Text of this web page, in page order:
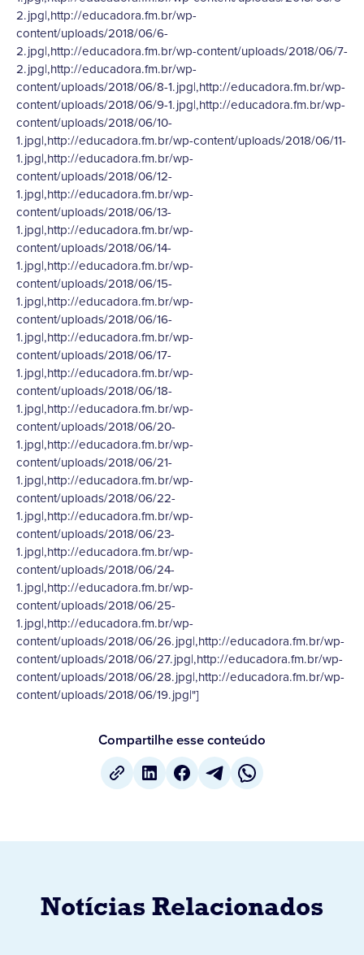
2.jpg|,http://educadora.fm.br/wp-
content/uploads/2018/06/6-
2.jpg|,http://educadora.fm.br/wp-content/uploads/2018/06/7-
2.jpg|,http://educadora.fm.br/wp-
content/uploads/2018/06/8-1.jpg|,http://educadora.fm.br/wp-
content/uploads/2018/06/9-1.jpg|,http://educadora.fm.br/wp-
content/uploads/2018/06/10-
1.jpg|,http://educadora.fm.br/wp-content/uploads/2018/06/11-
1.jpg|,http://educadora.fm.br/wp-
content/uploads/2018/06/12-
1.jpg|,http://educadora.fm.br/wp-
content/uploads/2018/06/13-
1.jpg|,http://educadora.fm.br/wp-
content/uploads/2018/06/14-
1.jpg|,http://educadora.fm.br/wp-
content/uploads/2018/06/15-
1.jpg|,http://educadora.fm.br/wp-
content/uploads/2018/06/16-
1.jpg|,http://educadora.fm.br/wp-
content/uploads/2018/06/17-
1.jpg|,http://educadora.fm.br/wp-
content/uploads/2018/06/18-
1.jpg|,http://educadora.fm.br/wp-
content/uploads/2018/06/20-
1.jpg|,http://educadora.fm.br/wp-
content/uploads/2018/06/21-
1.jpg|,http://educadora.fm.br/wp-
content/uploads/2018/06/22-
1.jpg|,http://educadora.fm.br/wp-
content/uploads/2018/06/23-
1.jpg|,http://educadora.fm.br/wp-
content/uploads/2018/06/24-
1.jpg|,http://educadora.fm.br/wp-
content/uploads/2018/06/25-
1.jpg|,http://educadora.fm.br/wp-
content/uploads/2018/06/26.jpg|,http://educadora.fm.br/wp-
content/uploads/2018/06/27.jpg|,http://educadora.fm.br/wp-
content/uploads/2018/06/28.jpg|,http://educadora.fm.br/wp-
content/uploads/2018/06/19.jpg|"]
Compartilhe esse conteúdo
Notícias Relacionados